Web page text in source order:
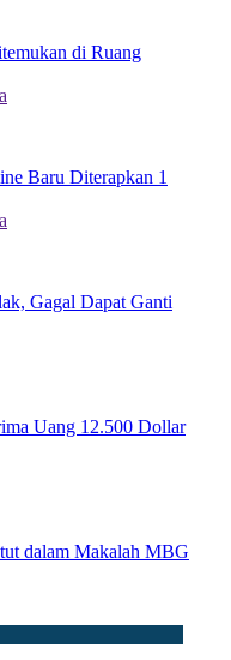
di Ruang
Baru Diterapkan 1
Gagal Dapat Ganti
Uang 12.500 Dollar
dalam Makalah MBG